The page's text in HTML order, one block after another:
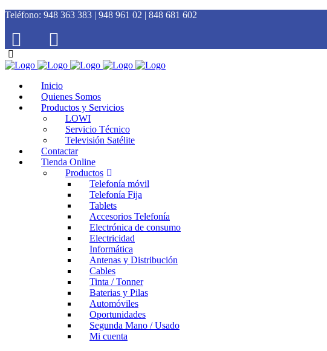
Teléfono: 948 363 383 | 948 961 02 | 848 681 602
Inicio
Quienes Somos
Productos y Servicios
LOWI
Servicio Técnico
Televisión Satélite
Contactar
Tienda Online
Productos
Telefonía móvil
Telefonía Fija
Tablets
Accesorios Telefonía
Electrónica de consumo
Electricidad
Informática
Antenas y Distribución
Cables
Tinta / Tonner
Baterias y Pilas
Automóviles
Oportunidades
Segunda Mano / Usado
Mi cuenta